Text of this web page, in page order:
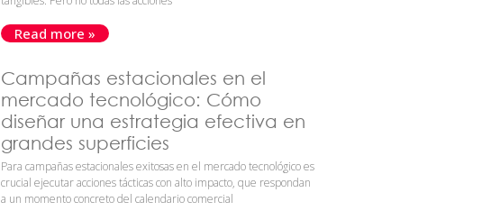
Read more »
Campañas estacionales en el
mercado tecnológico: Cómo
diseñar una estrategia efectiva en
grandes superficies
Para campañas estacionales exitosas en el mercado tecnológico es
crucial ejecutar acciones tácticas con alto impacto, que respondan
a un momento concreto del calendario comercial